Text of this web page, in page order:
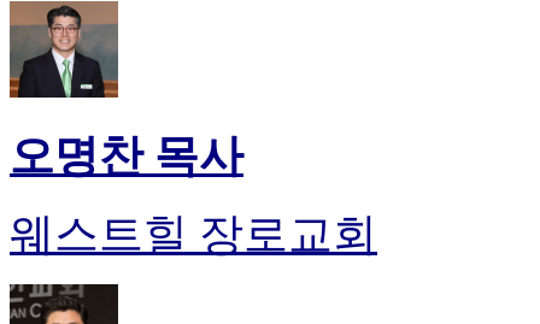
오명찬 목사
웨스트힐 장로교회